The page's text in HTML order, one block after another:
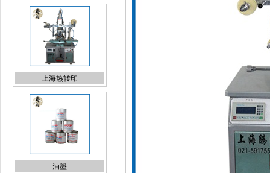
油墨
上海烫金机